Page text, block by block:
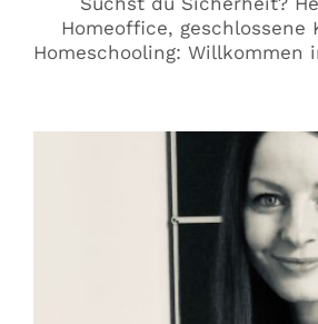
Homeoffice, geschlossene
Homeschooling: Willkommen
zu stellen? Kein Problem!...